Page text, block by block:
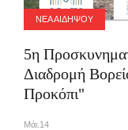
ΝΕΑ ΑΙΔΗΨΟΥ
5η
Διαδρομή
Προκόπι"
Μάι.14